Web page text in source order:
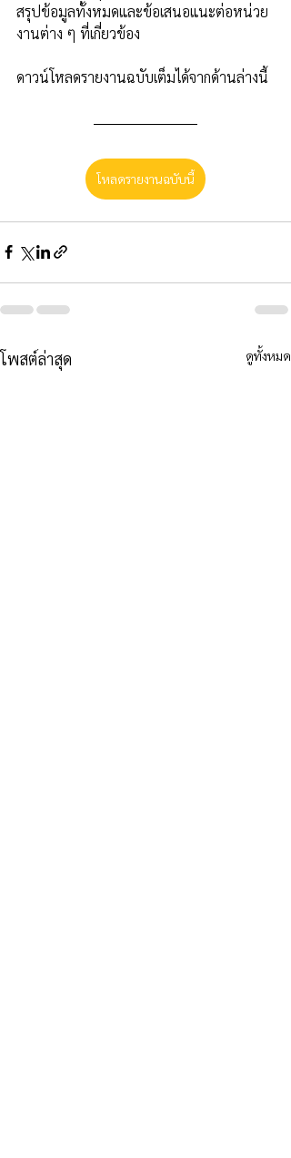
สรุปข้อมูลทั้งหมดและข้อเสนอแนะต่อหน่วย
งานต่าง ๆ ที่เกี่ยวข้อง
ดาวน์โหลดรายงานฉบับเต็มได้จากด้านล่างนี้
โหลดรายงานฉบับนี้
โพสต์ล่าสุด ดูทั้งหมด